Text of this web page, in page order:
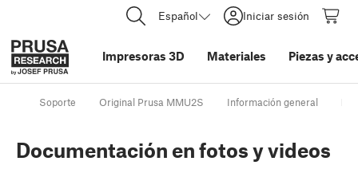
Español Iniciar sesión
Impresoras 3D Materiales Piezas y
Soporte Original Prusa MMU2S Información general
Documentación en fotos y videos